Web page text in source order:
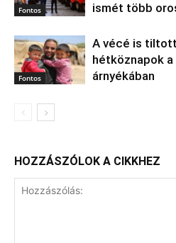
Fontos
ismét több
Fontos
A vécé is
hétköznapok
árnyékában
HOZZÁSZÓLOK A CIKKHEZ